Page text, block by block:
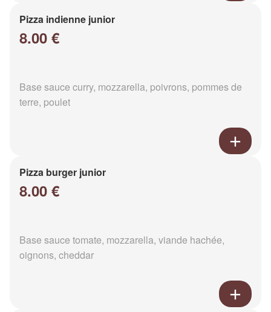
Pizza indienne junior
8.00 €
Base sauce curry, mozzarella, poivrons, pommes de
terre, poulet
Pizza burger junior
8.00 €
Base sauce tomate, mozzarella, viande hachée,
oignons, cheddar